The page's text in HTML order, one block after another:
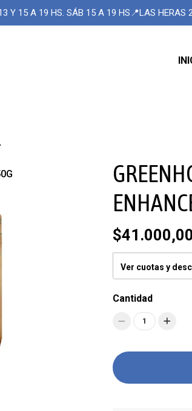
Y 15 A 19 HS. SÁB 15 A 19 HS📍LAS HERAS
$41.000,00
Ver cuotas y
Cantidad
1